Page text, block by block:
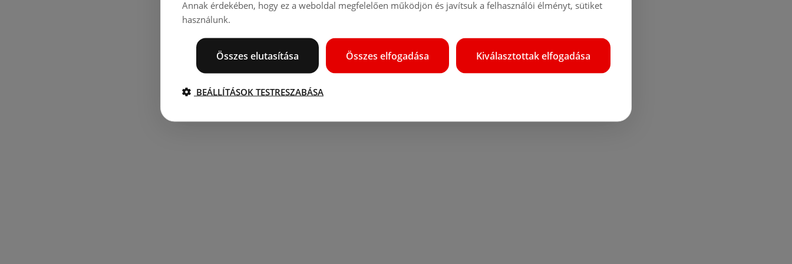
Annak érdekében, hogy ez a weboldal megfelelően működjön és javítsuk a felhasználói élményt, sütiket
használunk.
Kiválasztottak elfogadása
Összes elfogadása
Összes elutasítása
BEÁLLÍTÁSOK TESTRESZABÁSA